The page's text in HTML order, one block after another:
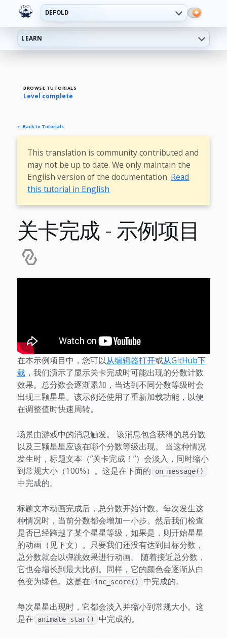
DEFOLD
LEARN
BROWSE TUTORIALS
Level complete
← Back to Tutorials
This translation is community contributed and
may not be up to date. We only maintain the
English version of the documentation. Read
this tutorial in English
关卡完成 - 示例项目
在本示例项目中，您可以从编辑器打开或从GitHub下
载 ，我们演示了显示关卡完成时可能出现的分数计数
效果。总分数会逐渐累加，当达到不同分数等级时会
出现三颗星星。该示例还使用了重新加载功能，以便
在调整值时快速周转。
场景由游戏中的消息触发。 该消息包含获得的总分数
以及三颗星星应该在哪个分数等级出现。 当这种情况
发生时，标题文本（”关卡完成！”）会淡入，同时缩小
到常规大小（100%）。这是在下面的
on_message()
中完成的。
标题文本动画完成后，总分数开始计数。每次发生这
种情况时，当前分数都会增加一小步。然后我们检查
是否已经跨越了某个星星等级，如果是，则开始星星
的动画（见下文）。只要我们还没有达到目标分数，
总分数就会以弹跳效果进行动画。 随着接近总分数，
它也会增长到最大比例。同样，它的颜色会逐渐从白
色变为绿色。这是在
inc_score() 中完成的。
每次星星出现时，它都会淡入并缩小到常规大小。这
是在
animate_star() 中完成的。